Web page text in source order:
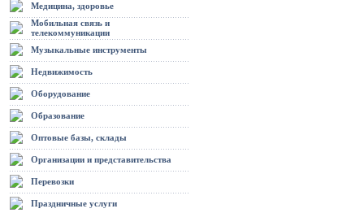
Медицина, здоровье
Мобильная связь и
телекоммуникации
Музыкальные инструменты
Недвижимость
Оборудование
Образование
Оптовые базы, склады
Организации и представительства
Перевозки
Праздничные услуги